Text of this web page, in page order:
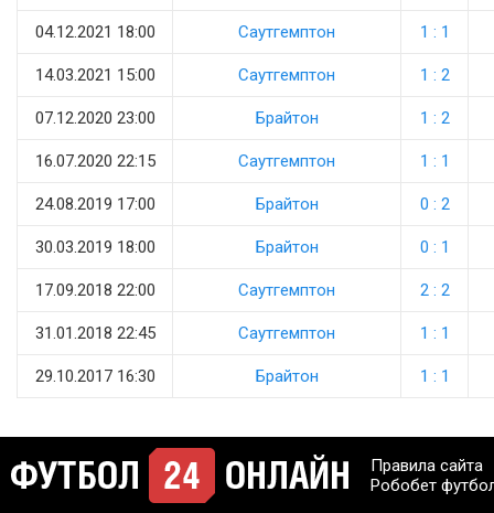
04.12.2021 18:00 Саутгемптон 1 : 1
14.03.2021 15:00 Саутгемптон 1 : 2
07.12.2020 23:00 Брайтон 1 : 2
16.07.2020 22:15 Саутгемптон 1 : 1
24.08.2019 17:00 Брайтон 0 : 2
30.03.2019 18:00 Брайтон 0 : 1
17.09.2018 22:00 Саутгемптон 2 : 2
31.01.2018 22:45 Саутгемптон 1 : 1
29.10.2017 16:30 Брайтон 1 : 1
Правила сайта
Робобет